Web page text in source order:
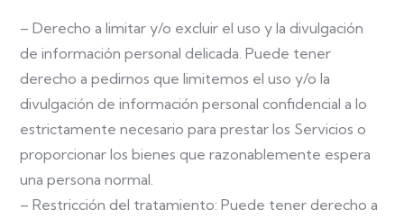
– Derecho a limitar y/o excluir el uso y la divulgación
de información personal delicada. Puede tener
derecho a pedirnos que limitemos el uso y/o la
divulgación de información personal confidencial a lo
estrictamente necesario para prestar los Servicios o
proporcionar los bienes que razonablemente espera
una persona normal.
– Restricción del tratamiento: Puede tener derecho a